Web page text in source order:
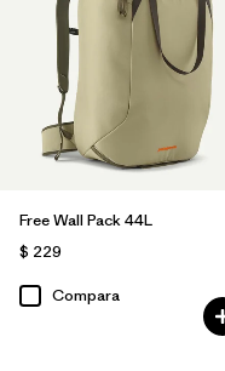
Free Wall Pack 44L
$ 229
Compara